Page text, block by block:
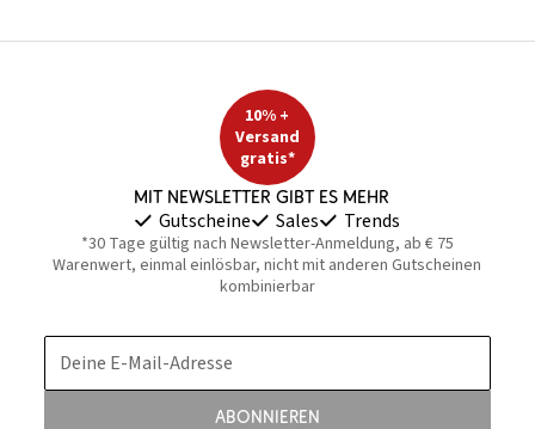
10% +
Versand
gratis*
Mit Newsletter gibt es mehr
Gutscheine Sales Trends
*30 Tage gültig nach Newsletter-Anmeldung, ab € 75
Warenwert, einmal einlösbar, nicht mit anderen Gutscheinen
kombinierbar
Deine E-Mail-Adresse
Abonnieren